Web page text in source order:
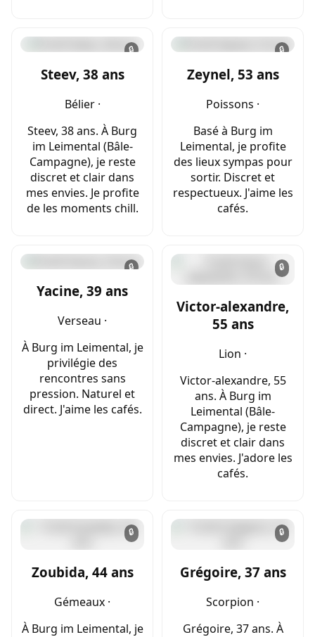
🔒
Steev, 38 ans
Bélier ·
Steev, 38 ans. À Burg
im Leimental (Bâle-
Campagne), je reste
discret et clair dans
mes envies. Je profite
de les moments chill.
🔒
Zeynel, 53 ans
Poissons ·
Basé à Burg im
Leimental, je profite
des lieux sympas pour
sortir. Discret et
respectueux. J'aime les
cafés.
🔒
Yacine, 39 ans
Verseau ·
À Burg im Leimental, je
privilégie des
rencontres sans
pression. Naturel et
direct. J'aime les cafés.
🔒
Victor-alexandre,
55 ans
Lion ·
Victor-alexandre, 55
ans. À Burg im
Leimental (Bâle-
Campagne), je reste
discret et clair dans
mes envies. J'adore les
cafés.
🔒
Zoubida, 44 ans
Gémeaux ·
À Burg im Leimental, je
🔒
Grégoire, 37 ans
Scorpion ·
Grégoire, 37 ans. À